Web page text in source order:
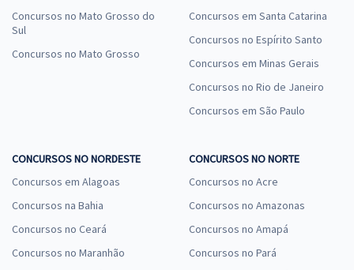
Concursos no Mato Grosso do
Sul
Concursos no Mato Grosso
Concursos em Santa Catarina
Concursos no Espírito Santo
Concursos em Minas Gerais
Concursos no Rio de Janeiro
Concursos em São Paulo
CONCURSOS NO NORDESTE
Concursos em Alagoas
Concursos na Bahia
Concursos no Ceará
Concursos no Maranhão
CONCURSOS NO NORTE
Concursos no Acre
Concursos no Amazonas
Concursos no Amapá
Concursos no Pará